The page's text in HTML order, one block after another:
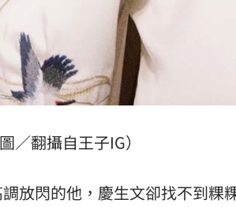
翻攝自王子IG）
放閃的他，慶生文卻找不到粿